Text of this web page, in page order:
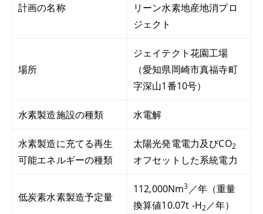
計画の名称
リーン水素地産地消プロ
ジェクト
場所
ジェイテクト花園工場
（愛知県岡崎市真福寺町
字深山1番10号）
水素製造施設の種類 水電解
水素製造に充てる再生
可能エネルギーの種類
太陽光発電電力及びCO2
オフセットした系統電力
低炭素水素製造予定量
112,000Nm3 ／年（重量
換算値10.07t -H2／年）